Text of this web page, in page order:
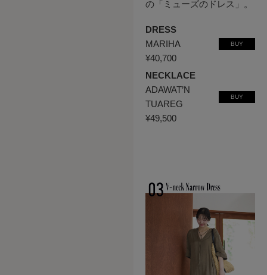
の「ミューズのドレス」。
DRESS
MARIHA
¥40,700
BUY
NECKLACE
ADAWAT’N
TUAREG
¥49,500
BUY